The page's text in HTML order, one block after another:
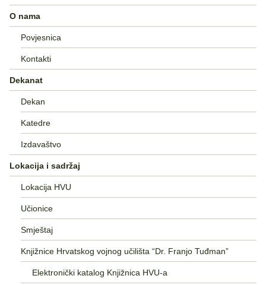
O nama
Povjesnica
Kontakti
Dekanat
Dekan
Katedre
Izdavaštvo
Lokacija i sadržaj
Lokacija HVU
Učionice
Smještaj
Knjižnice Hrvatskog vojnog učilišta “Dr. Franjo Tuđman”
Elektronički katalog Knjižnica HVU-a